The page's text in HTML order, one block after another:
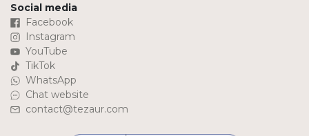
Social media
Facebook
Instagram
YouTube
TikTok
WhatsApp
Chat website
contact@tezaur.com